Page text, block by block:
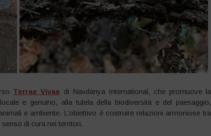
Terrae Vivae di Navdanya International, che promuove la
e genuino, alla tutela della biodiversità e del paesaggio,
e ambiente. L’obiettivo è costruire relazioni armoniose tra
di cura nei territori.